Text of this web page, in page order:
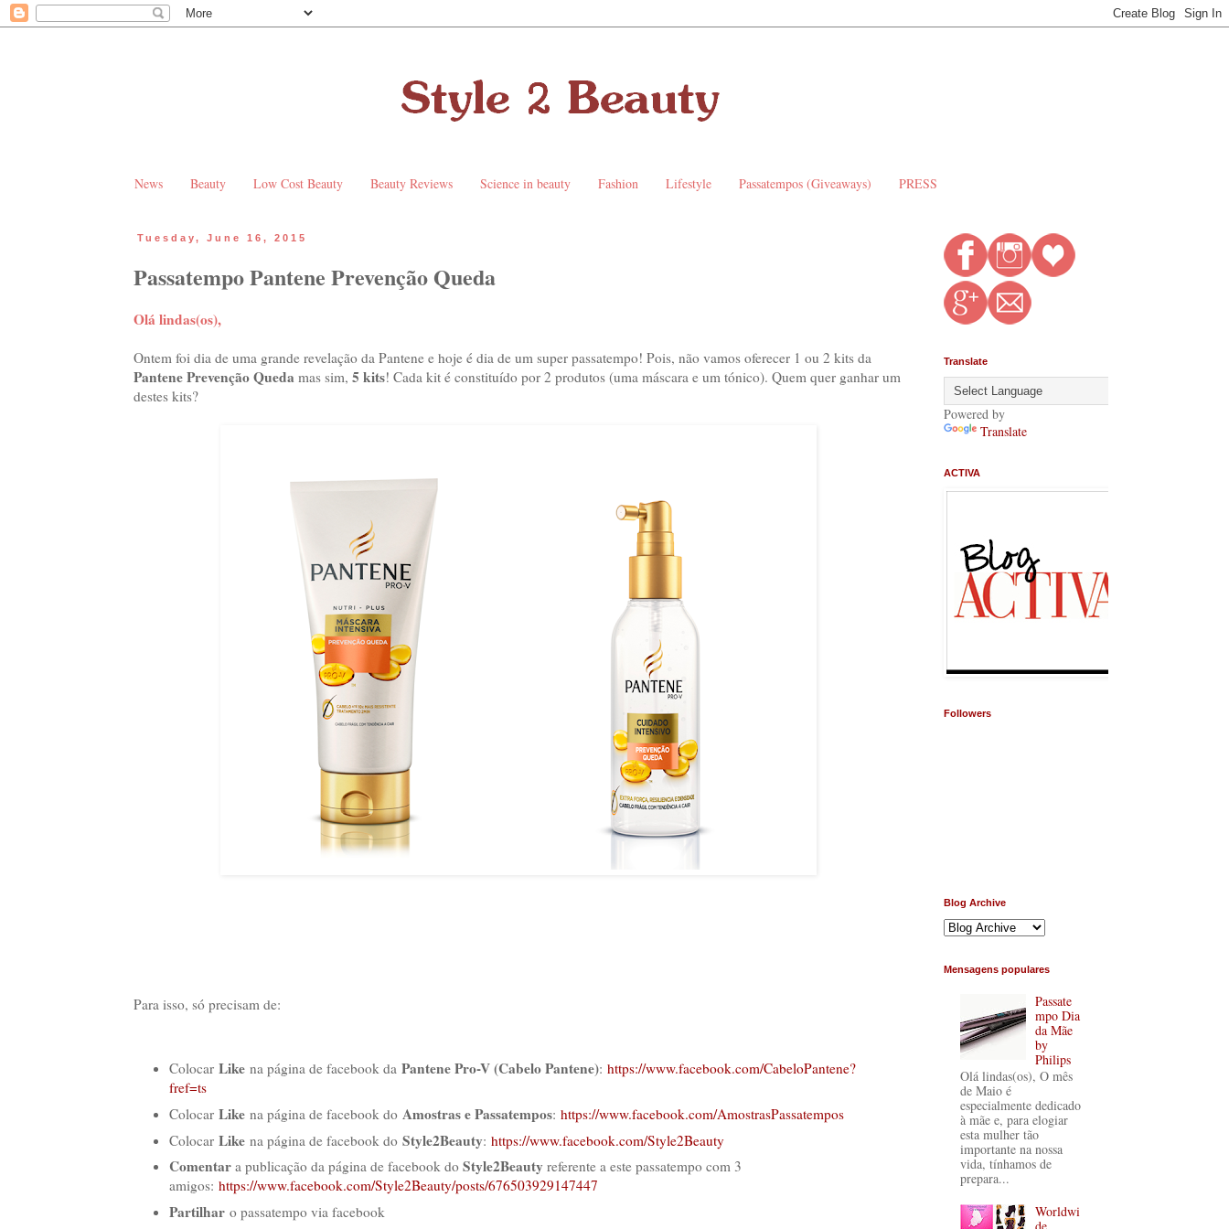
News Beauty Low Cost Beauty Beauty Reviews Science in beauty Fashion Lifestyle Passatempos (Giveaways) PRESS
Tuesday, June 16, 2015
Passatempo Pantene Prevenção Queda
Olá lindas(os),
Ontem foi dia de uma grande revelação da Pantene e hoje é dia de um super passatempo! Pois, não vamos oferecer 1 ou 2 kits da
Pantene Prevenção Queda mas sim, 5 kits! Cada kit é constituído por 2 produtos (uma máscara e um tónico). Quem quer ganhar um
destes kits?
Para isso, só precisam de:
Colocar Likena página de facebook da Pantene Pro-V (Cabelo Pantene): https://www.facebook.com/CabeloPantene?
fref=ts
ColocarLikena página de facebook do Amostras e Passatempos: https://www.facebook.com/AmostrasPassatempos
Colocar Likena página de facebook do Style2Beauty: https://www.facebook.com/Style2Beauty
Comentar a publicação da página de facebook do Style2Beautyreferente a este passatempo com 3
amigos: https://www.facebook.com/Style2Beauty/posts/676503929147447
Partilharo passatempo via facebook
Translate
Powered by
Translate
ACTIVA
Followers
Blog Archive
Mensagens populares
Passate
mpo Dia
da Mãe
by
Philips
Olá lindas(os), O mês
de Maio é
especialmente dedicado
à mãe e, para elogiar
esta mulher tão
importante na nossa
vida, tínhamos de
prepara...
Worldwi